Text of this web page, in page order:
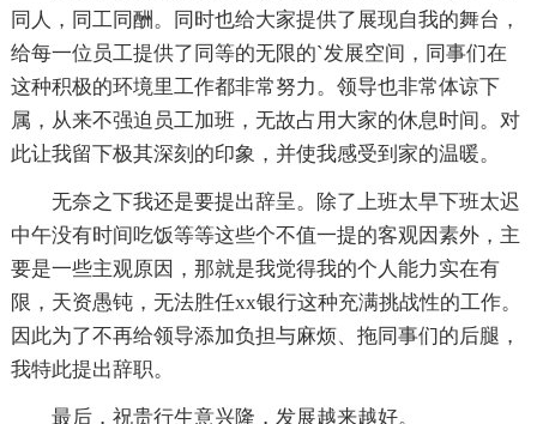
同人，同工同酬。同时也给大家提供了展现自我的舞台，
给每一位员工提供了同等的无限的`发展空间，同事们在
这种积极的环境里工作都非常努力。领导也非常体谅下
属，从来不强迫员工加班，无故占用大家的休息时间。对
此让我留下极其深刻的印象，并使我感受到家的温暖。
无奈之下我还是要提出辞呈。除了上班太早下班太迟
中午没有时间吃饭等等这些个不值一提的客观因素外，主
要是一些主观原因，那就是我觉得我的个人能力实在有
限，天资愚钝，无法胜任xx银行这种充满挑战性的工作。
因此为了不再给领导添加负担与麻烦、拖同事们的后腿，
我特此提出辞职。
最后，祝贵行生意兴隆，发展越来越好。